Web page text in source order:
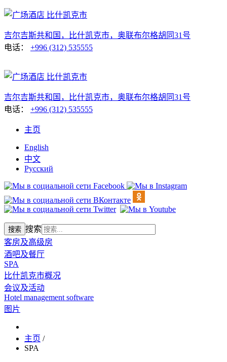
吉尔吉斯共和国，比什凯克市，奥联布尔格胡同31号
电话： +996 (312) 535555
吉尔吉斯共和国，比什凯克市，奥联布尔格胡同31号
电话： +996 (312) 535555
主页
English
中文
Русский
搜索 搜索
客房及高级房
酒吧及餐厅
SPA
比什凯克市概况
会议及活动
Hotel management software
图片
主页 /
SPA